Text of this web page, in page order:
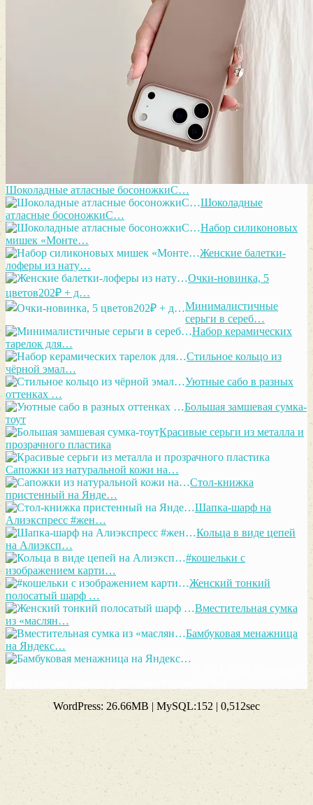
Шоколадные атласные босоножкиС…
Шоколадные
атласные босоножкиС…
Набор силиконовых
мишек «Монте…
Женские балетки-
лоферы из нату…
Очки-новинка, 5
цветов202₽ + д…
Минималистичные
серьги в сереб…
Набор керамических
тарелок для…
Стильное кольцо из
чёрной эмал…
Уютные сабо в разных
оттенках …
Большая замшевая сумка-
тоут
Красивые серьги из металла и
прозрачного пластика
Сапожки из натуральной кожи на…
Стол-книжка
пристенный на Янде…
Шапка-шарф на
Алиэкспресс #жен…
Кольца в виде цепей
на Алиэксп…
#кошельки с
изображением карти…
Женский тонкий
полосатый шарф …
Вместительная сумка
из «маслян…
Бамбуковая менажница
на Яндекс…
WordPress: 26.66MB | MySQL:152 | 0,512sec